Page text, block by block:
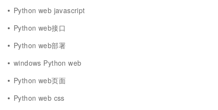
Python web javascript
Python web接口
Python web部署
windows Python web
Python web页面
Python web css